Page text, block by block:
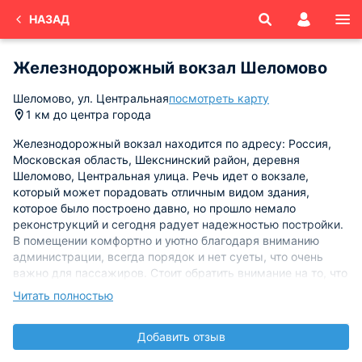
НАЗАД
Железнодорожный вокзал Шеломово
Шеломово, ул. Центральнаяпосмотреть карту
1 км до центра города
Железнодорожный вокзал находится по адресу: Россия,
Московская область, Шекснинский район, деревня
Шеломово, Центральная улица. Речь идет о вокзале,
который может порадовать отличным видом здания,
которое было построено давно, но прошло немало
реконструкций и сегодня радует надежностью постройки.
В помещении комфортно и уютно благодаря вниманию
администрации, всегда порядок и нет суеты, что очень
важно для пассажиров. Стоит обратить внимание на то, что
кассы работают в удобном режиме, что помогает избежать
очередей при покупке билетов.
Можно воспользоваться услугами поездов или электричек,
которые обеспечат безопасным и выгодным
Читать полностью
Добавить отзыв